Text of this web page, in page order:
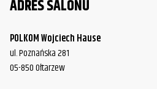
ADRES SALONU
POLKOM Wojciech Hause
ul. Poznańska 281
05-850 Ołtarzew